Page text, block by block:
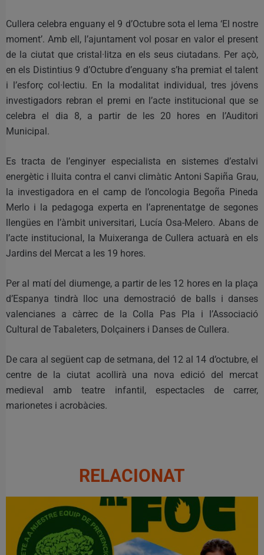
Cullera celebra enguany el 9 d’Octubre sota el lema ‘El nostre
moment’. Amb ell, l’ajuntament vol posar en valor el present
de la ciutat que cristal·litza en els seus ciutadans. Per açò,
en els Distintius 9 d’Octubre d’enguany s’ha premiat el talent
i l’esforç col·lectiu. En la modalitat individual, tres jóvens
investigadors rebran el premi en l’acte institucional que se
celebra el dia 8, a partir de les 20 hores en l’Auditori
Municipal.
Es tracta de l’enginyer especialista en sistemes d’estalvi
energètic i lluita contra el canvi climàtic Antoni Sapiña Grau,
la investigadora en el camp de l’oncologia Begoña Pineda
Merlo i la pedagoga experta en l’aprenentatge de segones
llengües en l’àmbit universitari, Lucía Osa-Melero. Abans de
l’acte institucional, la Muixeranga de Cullera actuarà en els
Jardins del Mercat a les 19 hores.
Per al matí del diumenge, a partir de les 12 hores en la plaça
d’Espanya tindrà lloc una demostració de balls i danses
valencianes a càrrec de la Colla Pas Pla i l’Associació
Cultural de Tabaleters, Dolçainers i Danses de Cullera.
De cara al següent cap de setmana, del 12 al 14 d’octubre, el
centre de la ciutat acollirà una nova edició del mercat
medieval amb teatre infantil, espectacles de carrer,
marionetes i acrobàcies.
RELACIONAT